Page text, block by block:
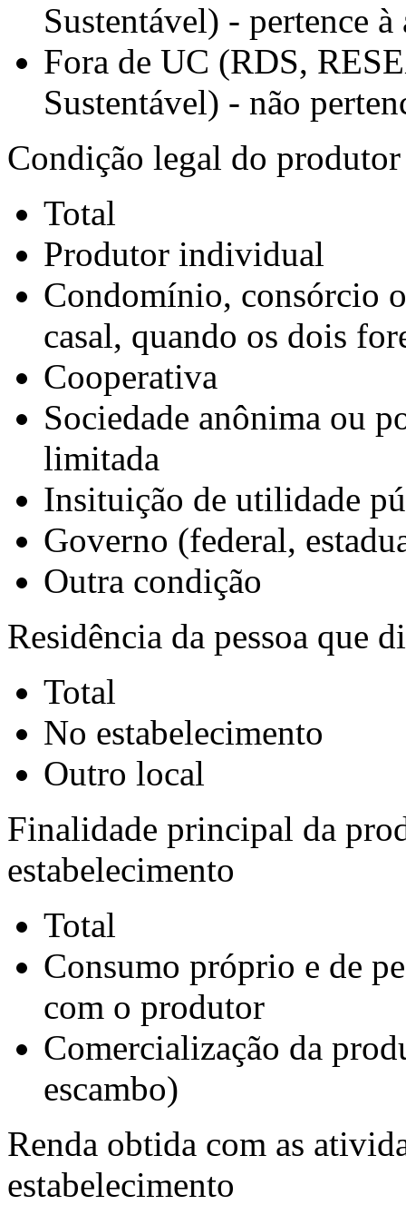
Sustentável) - pertence
Fora de UC (RDS,
Sustentável) - não
Condição legal do produtor
Total
Produtor individual
Condomínio, consórcio
casal, quando os dois
Cooperativa
Sociedade anônima ou
limitada
Insituição de utilidade
Governo (federal,
Outra condição
Residência da pessoa que
Total
No estabelecimento
Outro local
Finalidade principal da
estabelecimento
Total
Consumo próprio e de
com o produtor
Comercialização da
escambo)
Renda obtida com as
estabelecimento